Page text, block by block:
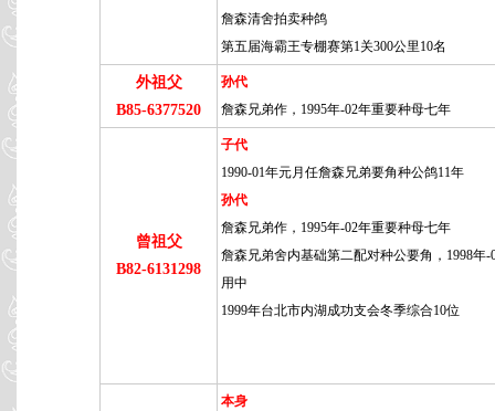
詹森清舍拍卖种鸽
第五届海霸王专棚赛第1关300公里10名
外祖父
B85-6377520
孙代
詹森兄弟作，1995年-02年重要种母七年
曾祖父
B82-6131298
子代
1990-01年元月任詹森兄弟要角种公鸽11年
孙代
詹森兄弟作，1995年-02年重要种母七年
詹森兄弟舍内基础第二配对种公要角，1998年-
用中
1999年台北市内湖成功支会冬季综合10位
本身